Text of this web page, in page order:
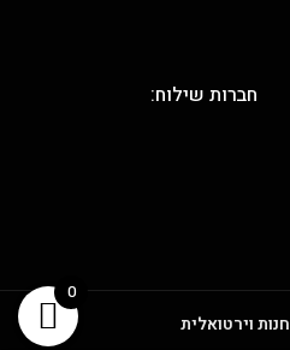
חברות שילוח:
חנות וירטואלית
0